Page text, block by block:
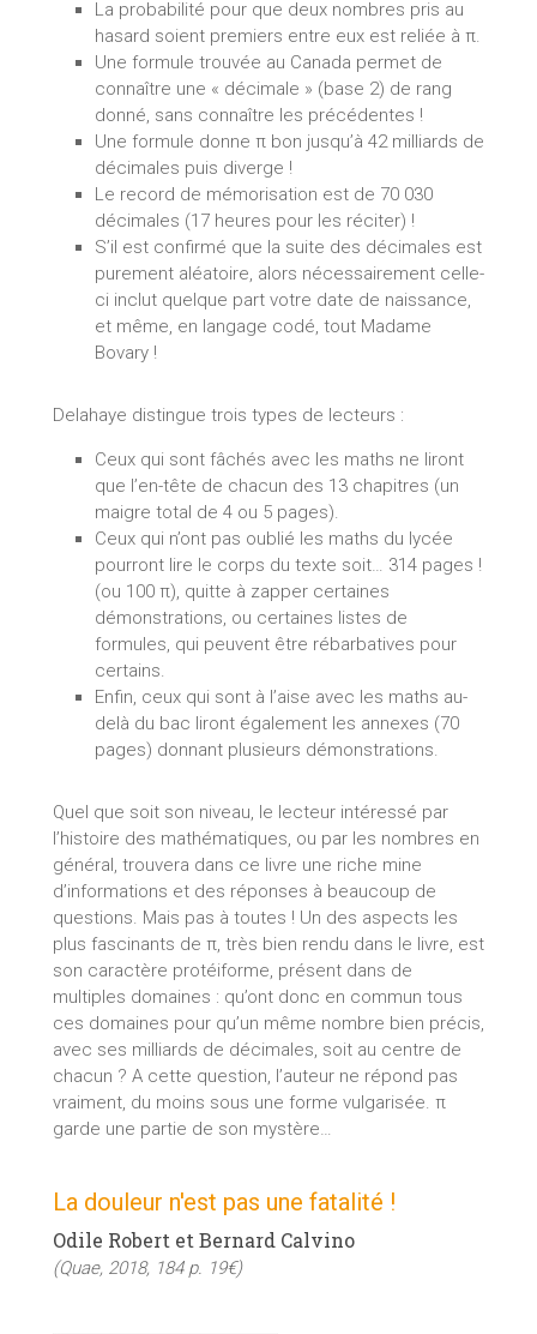
La probabilité pour que deux nombres pris au
hasard soient premiers entre eux est reliée à π.
Une formule trouvée au Canada permet de
connaître une « décimale » (base 2) de rang
donné, sans connaître les précédentes !
Une formule donne π bon jusqu’à 42 milliards de
décimales puis diverge !
Le record de mémorisation est de 70 030
décimales (17 heures pour les réciter) !
S’il est confirmé que la suite des décimales est
purement aléatoire, alors nécessairement celle-
ci inclut quelque part votre date de naissance,
et même, en langage codé, tout Madame
Bovary !
Delahaye distingue trois types de lecteurs :
Ceux qui sont fâchés avec les maths ne liront
que l’en-tête de chacun des 13 chapitres (un
maigre total de 4 ou 5 pages).
Ceux qui n’ont pas oublié les maths du lycée
pourront lire le corps du texte soit… 314 pages !
(ou 100 π), quitte à zapper certaines
démonstrations, ou certaines listes de
formules, qui peuvent être rébarbatives pour
certains.
Enfin, ceux qui sont à l’aise avec les maths au-
delà du bac liront également les annexes (70
pages) donnant plusieurs démonstrations.
Quel que soit son niveau, le lecteur intéressé par
l’histoire des mathématiques, ou par les nombres en
général, trouvera dans ce livre une riche mine
d’informations et des réponses à beaucoup de
questions. Mais pas à toutes ! Un des aspects les
plus fascinants de π, très bien rendu dans le livre, est
son caractère protéiforme, présent dans de
multiples domaines : qu’ont donc en commun tous
ces domaines pour qu’un même nombre bien précis,
avec ses milliards de décimales, soit au centre de
chacun ? A cette question, l’auteur ne répond pas
vraiment, du moins sous une forme vulgarisée. π
garde une partie de son mystère…
La douleur n'est pas une fatalité !
Odile Robert et Bernard Calvino
(Quae, 2018, 184 p. 19€)